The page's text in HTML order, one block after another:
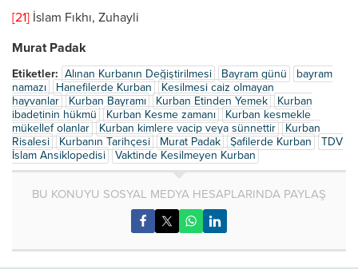
[21] İslam Fıkhı, Zuhayli
Murat Padak
Etiketler: Alınan Kurbanın Değiştirilmesi Bayram günü
bayram
namazı
Hanefilerde Kurban
Kesilmesi caiz olmayan
hayvanlar
Kurban Bayramı Kurban Etinden Yemek
Kurban
ibadetinin hükmü
Kurban Kesme zamanı
Kurban kesmekle
mükellef olanlar
Kurban kimlere vacip veya sünnettir
Kurban
Risalesi
Kurbanın Tarihçesi Murat Padak Şafilerde Kurban
TDV
İslam Ansiklopedisi
Vaktinde Kesilmeyen Kurban
BU KONUYU SOSYAL MEDYA HESAPLARINDA PAYLAŞ